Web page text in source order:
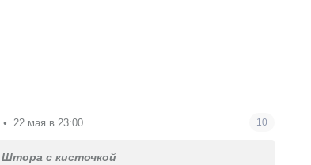
• 22 мая в 23:00 10
Штора с кисточкой